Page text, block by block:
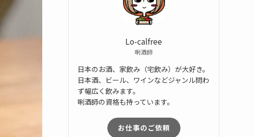
Lo-calfree
唎酒師
日本のお酒、家飲み（宅飲み）が大好き。
日本酒、ビール、ワインなどジャンル問わ
ず幅広く飲みます。
唎酒師の資格も持っています。
お仕事のご依頼